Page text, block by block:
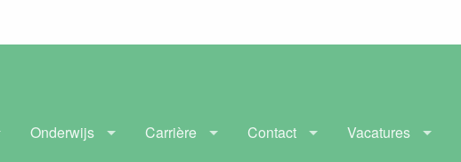
Onderwijs Carrière Contact Vacatures